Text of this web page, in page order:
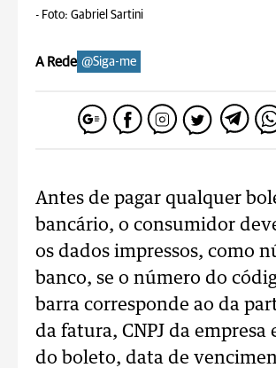
- Foto: Gabriel Sartini
A Rede @Siga-me
Antes de pagar qualquer
bancário, o consumidor
os dados impressos, como
banco, se o número do
barra corresponde ao da
da fatura, CNPJ da empresa
do boleto, data de